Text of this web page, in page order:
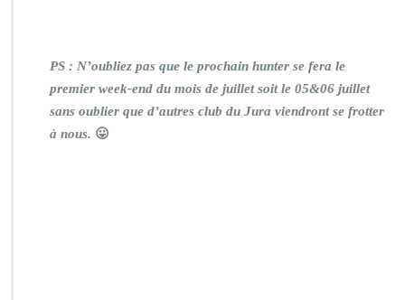
PS : N’oubliez pas que le prochain hunter se fera le
premier week-end du mois de juillet soit le 05&06 juillet
sans oublier que d’autres club du Jura viendront se frotter
à nous. 😛